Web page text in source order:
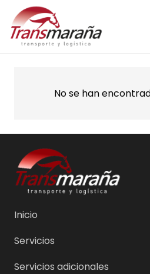
No se han
Inicio
Servicios
Servicios adicionales